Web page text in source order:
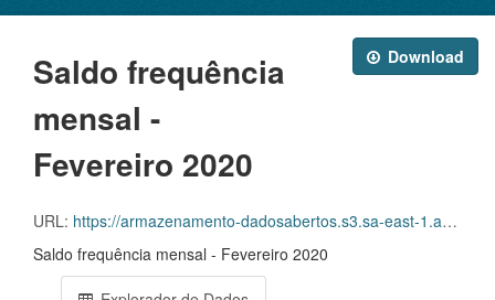
Download
Saldo frequência
mensal -
Fevereiro 2020
URL: https://armazenamento-dadosabertos.s3.sa-east-1.amazonaws.com/Plano+2016_2018_Grupos+de+dados/INSS+-+Frequ%C3%AAncia+dos+Servidores+-+SISREF/d-srf-fqs-001-acsinss-202002.csv
Saldo frequência mensal - Fevereiro 2020